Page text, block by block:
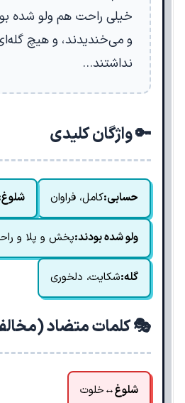
خیلی راحت هم ولو شده
و می‌خندیدند، و هیچ
نداشتند…
🔑 واژگان کلیدی
حسابی:کامل، فراوان
ولو شده بودند:پخش و پلا و
گله:شکایت، دلخوری
🎭 کلمات متضاد
شلوغ↔خلوت